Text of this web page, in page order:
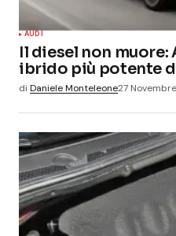
AUDI
Il diesel non muore:
ibrido più potente
di Daniele Monteleone27